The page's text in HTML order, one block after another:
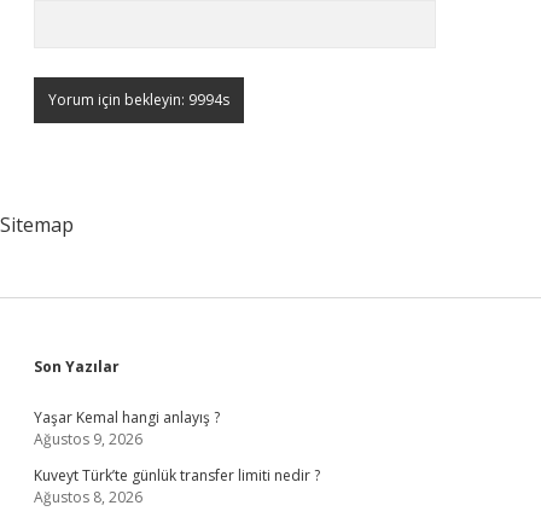
Sitemap
Sidebar
Son Yazılar
Yaşar Kemal hangi anlayış ?
Ağustos 9, 2026
Kuveyt Türk’te günlük transfer limiti nedir ?
Ağustos 8, 2026